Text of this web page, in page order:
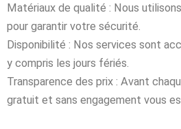
Matériaux de qualité : Nous
pour garantir votre sécurité.
Disponibilité : Nos services sont
y compris les jours fériés.
Transparence des prix : Avant
gratuit et sans engagement vous